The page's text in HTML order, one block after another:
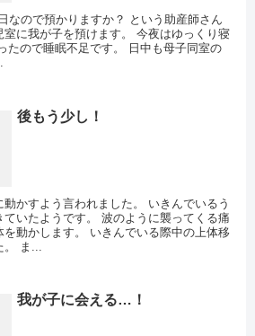
なので預かりますか？ という助産師さん
に我が子を預けます。 今夜はゆっくり寝
たので睡眠不足です。 日中も母子同室の
後もう少し！
かすよう言われました。 いきんでいるう
いたようです。 波のように襲ってくる痛
動かします。 いきんでいる際中の上体移
ま...
我が子に会える…！